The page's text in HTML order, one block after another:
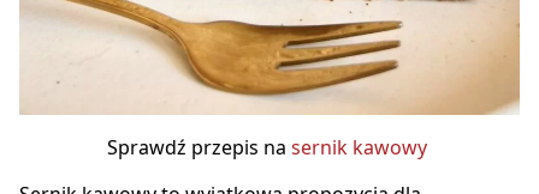
Sprawdź przepis na sernik kawowy